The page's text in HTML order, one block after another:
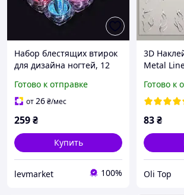
Набор блестящих втирок
для дизайна ногтей, 12
Готово к отправке
от26₴/мес
259₴
Купить
levmarket 100%
3D
Metal
Готово к
83₴
Oli Top